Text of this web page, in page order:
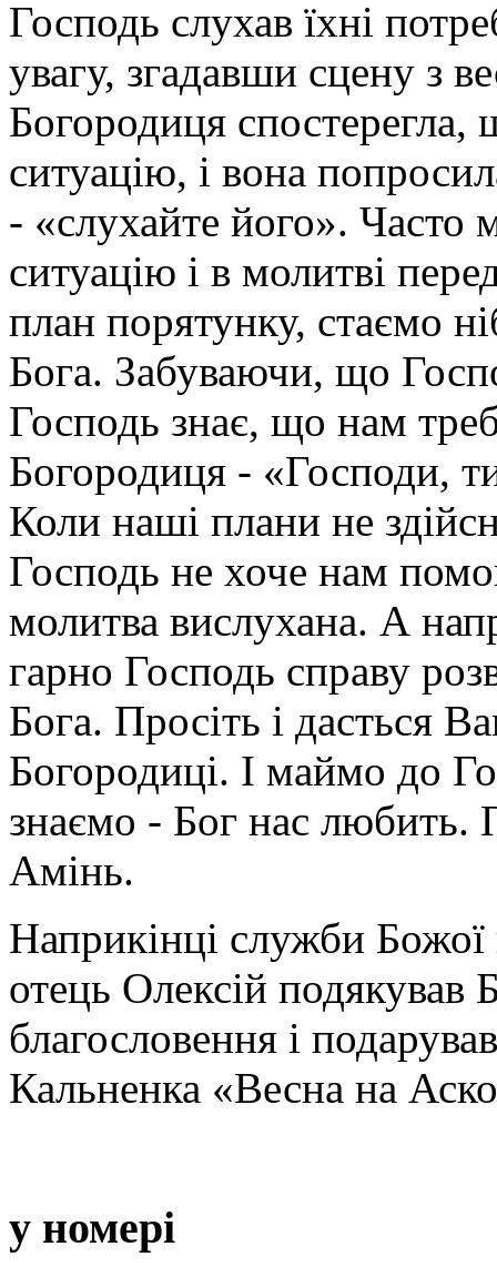
Господь слухав їхні
увагу, згадавши сцену з
Богородиця
ситуацію, і вона
- «слухайте його». Часто
ситуацію і в молитві
план порятунку, стаємо
Бога. Забуваючи, що
Господь знає, що нам
Богородиця - «Господи,
Коли наші плани не
Господь не хоче нам
молитва вислухана. А
гарно Господь справу
Бога. Просіть і дасться
Богородиці. І маймо до
знаємо - Бог нас любить.
Амінь.
Наприкінці служби
отець Олексій подякував
благословення і
Кальненка «Весна на
у номері